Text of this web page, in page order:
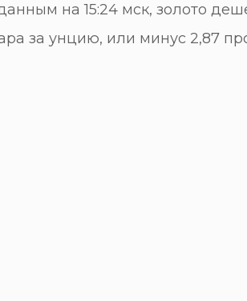
на 15:24 мск, золото
за унцию, или минус 2,87